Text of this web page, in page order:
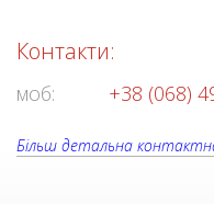
Контакти:
моб: +38 (068)
Більш детальна